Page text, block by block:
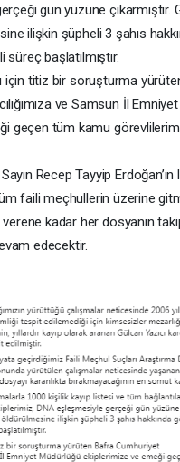
gün yüzüne çıkarmıştır.
ilişkin şüpheli 3 şahıs
süreç başlatılmıştır.
için titiz bir soruşturma
ve Samsun İl
geçen tüm kamu
Recep Tayyip Erdoğan’ın
faili meçhullerin üzerine
kadar her dosyanın
edecektir.